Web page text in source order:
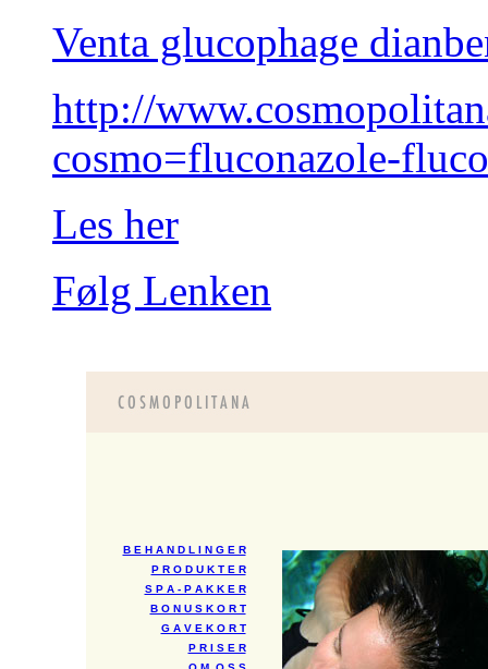
Venta glucophage
http://
cosmo=fluconazole-
Les her
Følg Lenken
B E H A N D L I N G E R
P R O D U K T E R
S P A - P A K K E R
B O N U S K O R T
G A V E K O R T
P R I S E R